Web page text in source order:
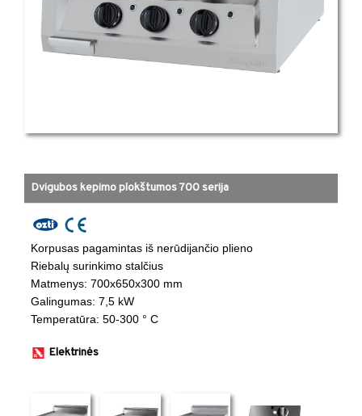
Dvigubos kepimo plokštumos 700 serija
Korpusas pagamintas iš nerūdijančio plieno
​Riebalų surinkimo stalčius
​Matmenys: 700x650x300 mm ​
​Galingumas: 7,5 kW ​
​Temperatūra: 50-300 ° C ​
Elektrinės